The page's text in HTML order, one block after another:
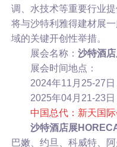
调、水技术等重要行业
将与沙特利雅得建材展
域的关键开创性举措。
展会名称： 沙特酒
展会时间地点：
2024年11月25-27日
2025年04月21-23日
中国总代：新天国
沙特酒店展
巴嫩、约旦、科威特、